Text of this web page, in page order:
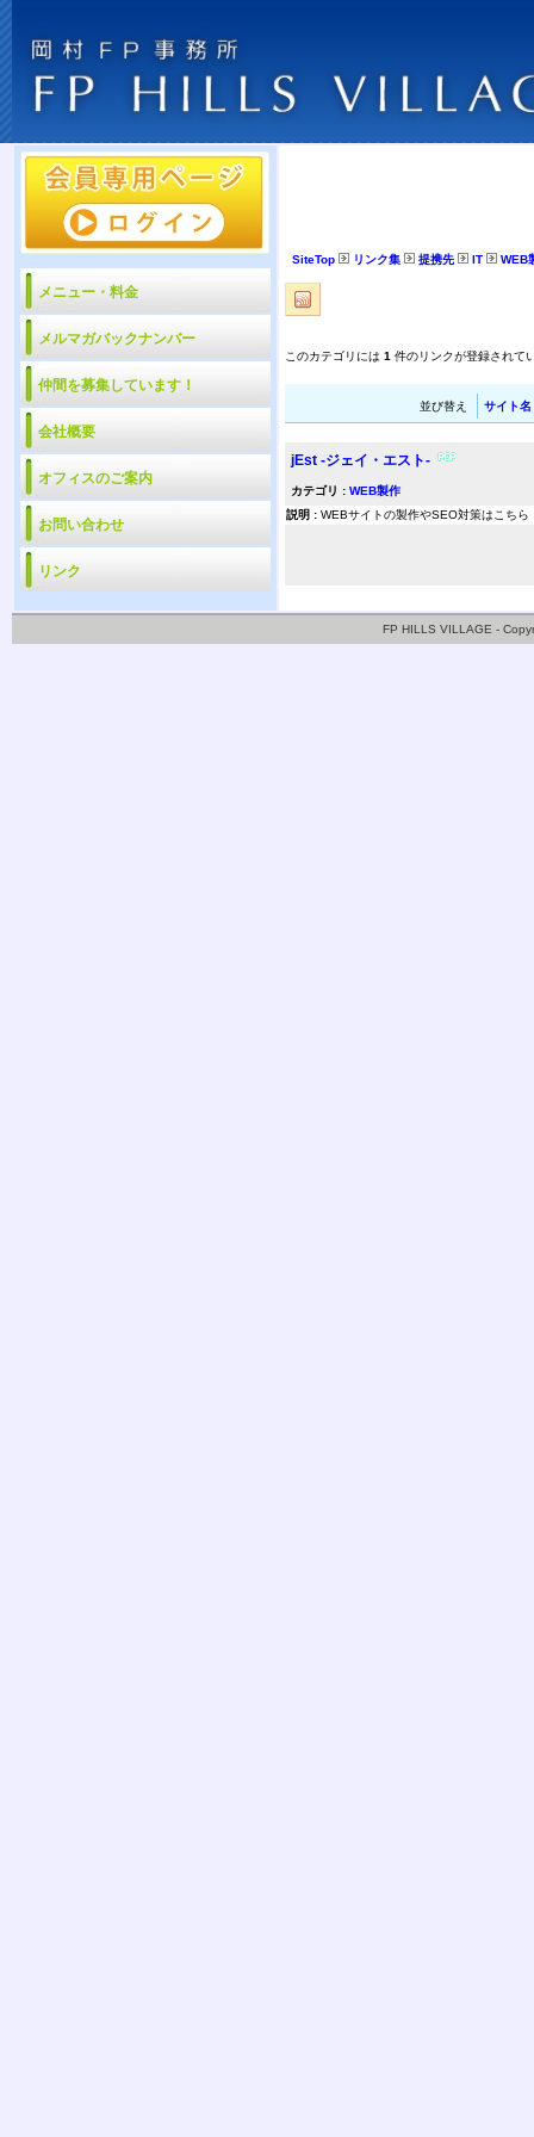
メニュー・料金
メルマガバックナンバー
仲間を募集しています！
会社概要
オフィスのご案内
お問い合わせ
リンク
SiteTop リンク集 提携先 IT WEB
このカテゴリには 1 件のリンクが登録されて
並び替え サイト名
jEst -ジェイ・エスト-
カテゴリ : WEB製作
説明 : WEBサイトの製作やSEO対策はこちら
FP HILLS VILLAGE -